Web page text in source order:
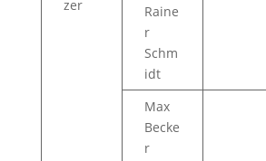
zer
Raine
r
Schm
idt
Max
Becke
r